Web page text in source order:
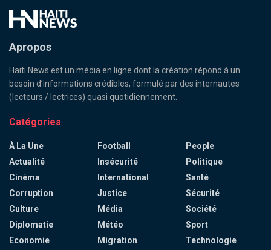
Apropos
Haiti News est un média en ligne dont la création répond à un
besoin d’informations crédibles, formulé par des internautes
(lecteurs / lectrices) quasi quotidiennement.
Catégories
À La Une
Actualité
Cinéma
Corruption
Culture
Diplomatie
Economie
Football
Insécurité
International
Justice
Média
Météo
Migration
People
Politique
Santé
Sécurité
Société
Sport
Technologie